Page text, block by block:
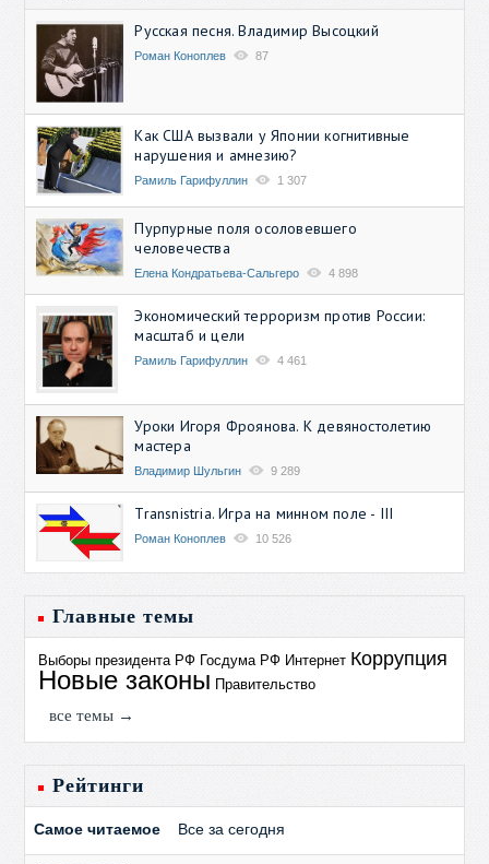
Русская песня. Владимир Высоцкий
Роман Коноплев 87
Как США вызвали у Японии когнитивные
нарушения и амнезию?
Рамиль Гарифуллин 1 307
Пурпурные поля осоловевшего
человечества
Елена Кондратьева-Сальгеро 4 898
Экономический терроризм против России:
масштаб и цели
Рамиль Гарифуллин 4 461
Уроки Игоря Фроянова. К девяностолетию
мастера
Владимир Шульгин 9 289
Transnistria. Игра на минном поле - III
Роман Коноплев 10 526
Главные темы
Выборы президента РФ Госдума РФ Интернет Коррупция
Новые законы Правительство
все темы →
Рейтинги
Самое читаемое Все за сегодня